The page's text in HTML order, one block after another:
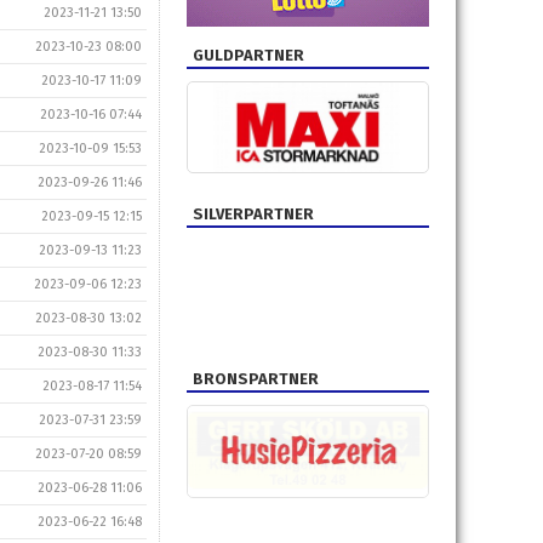
2023-11-21 13:50
2023-10-23 08:00
2023-10-17 11:09
2023-10-16 07:44
2023-10-09 15:53
2023-09-26 11:46
2023-09-15 12:15
2023-09-13 11:23
2023-09-06 12:23
2023-08-30 13:02
2023-08-30 11:33
2023-08-17 11:54
2023-07-31 23:59
2023-07-20 08:59
2023-06-28 11:06
2023-06-22 16:48
GULDPARTNER
SILVERPARTNER
BRONSPARTNER